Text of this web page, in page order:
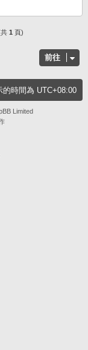
1 頁)
前往
的時間為 UTC+08:00
Limited